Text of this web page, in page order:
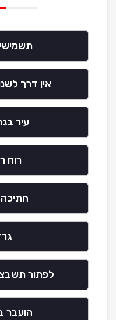
אין דרך
עיר
רוח
לפתור
הועבר